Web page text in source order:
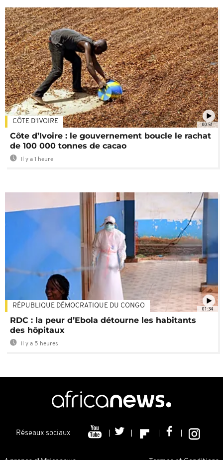
00:51
CÔTE D'IVOIRE
Côte d’Ivoire : le gouvernement boucle le rachat
de 100 000 tonnes de cacao
Il y a 1 heure
01:34
RÉPUBLIQUE DÉMOCRATIQUE DU CONGO
RDC : la peur d’Ebola détourne les habitants
des hôpitaux
Il y a 5 heures
Réseaux sociaux